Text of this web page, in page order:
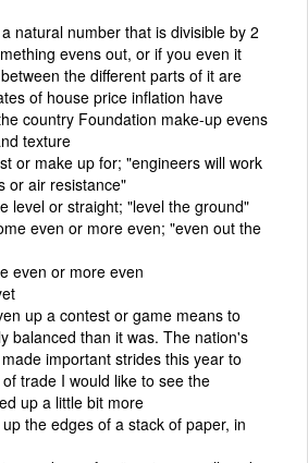
a natural number that is divisible by 2
evens out, or if you even it
the different parts of it are
of house price inflation have
country Foundation make-up evens
texture
or make up for; "engineers will work
or air resistance"
level or straight; "level the ground"
even or more even; "even out the
even or more even
up a contest or game means to
balanced than it was. The nation's
important strides this year to
trade I would like to see the
up a little bit more
the edges of a stack of paper, in